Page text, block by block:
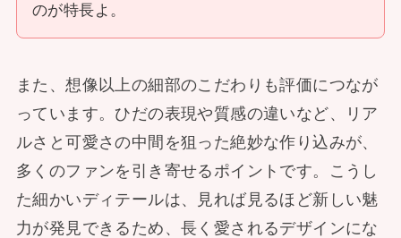
のが特長よ。
また、想像以上の細部のこだわりも評価につなが
っています。ひだの表現や質感の違いなど、リア
ルさと可愛さの中間を狙った絶妙な作り込みが、
多くのファンを引き寄せるポイントです。こうし
た細かいディテールは、見れば見るほど新しい魅
力が発見できるため、長く愛されるデザインにな